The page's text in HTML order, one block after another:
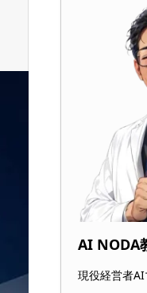
AI NODA
現役経営者